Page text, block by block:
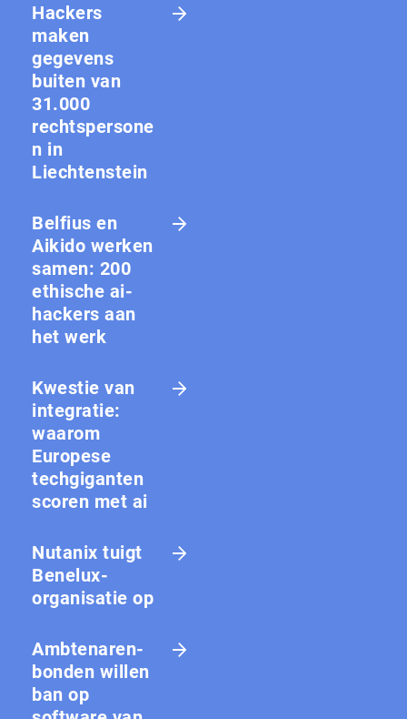
Hackers
maken
gegevens
buiten van
31.000
rechtspersone
n in
Liechtenstein
Belfius en
Aikido werken
samen: 200
ethische ai-
hackers aan
het werk
Kwestie van
integratie:
waarom
Europese
techgiganten
scoren met ai
Nutanix tuigt
Benelux-
organisatie op
Amb­te­na­ren­
bon­den willen
ban op